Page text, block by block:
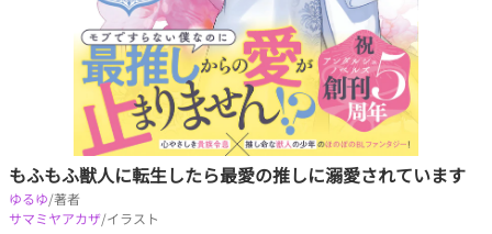
もふもふ獣人に転生したら最愛の推しに溺愛されています
ゆるゆ/著者
サマミヤアカザ/イラスト